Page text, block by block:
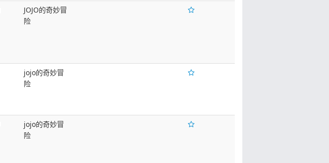
JOJO的奇妙冒
险
jojo的奇妙冒
险
jojo的奇妙冒
险